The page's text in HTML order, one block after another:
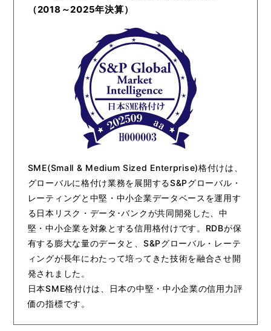
（2018～2025年決算）
SME(Small & Medium Sized Enterprise)格付けは、
グローバルに格付け業務を展開するS&Pグローバル・
レーティングと中堅・中小企業データベースを運用す
る日本リスク・データ･バンクが共同開発した、中
堅・中小企業を対象とする信用格付けです。RDBが保
有する膨大な量のデータと、S&Pグローバル・レーテ
ィングが長年にわたって培ってきた技術を融合させ開
発されました。
日本SME格付けは、日本の中堅・中小企業の信用力評
価の指標です。